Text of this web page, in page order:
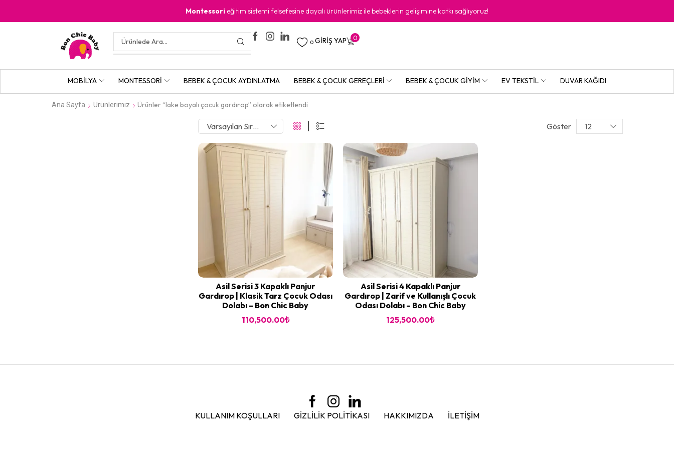
Montessori eğitim sistemi felsefesine dayalı ürünlerimiz ile bebeklerin gelişimine katkı sağlıyoruz!
0 GIRIŞ YAP 0
MOBILYA MONTESSORI BEBEK & ÇOCUK AYDINLATMA BEBEK & ÇOCUK GEREÇLERI BEBEK & ÇOCUK GIYIM EV TEKSTIL DUVAR KAĞIDI
Ana Sayfa Ürünlerimiz Ürünler “lake boyalı çocuk gardırop” olarak etiketlendi
Göster
Asil Serisi 3 Kapaklı Panjur
Gardırop | Klasik Tarz Çocuk Odası
Dolabı – Bon Chic Baby
110,500.00₺
Asil Serisi 4 Kapaklı Panjur
Gardırop | Zarif ve Kullanışlı Çocuk
Odası Dolabı – Bon Chic Baby
125,500.00₺
KULLANIM KOŞULLARI GIZLILIK POLITIKASI HAKKIMIZDA İLETIŞIM